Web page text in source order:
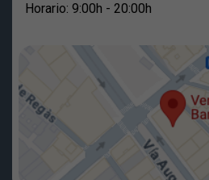
Horario: 9:00h - 20:00h